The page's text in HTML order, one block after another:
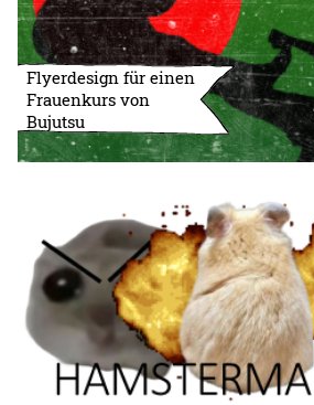
Flyerdesign für einen
Frauenkurs von
Bujutsu